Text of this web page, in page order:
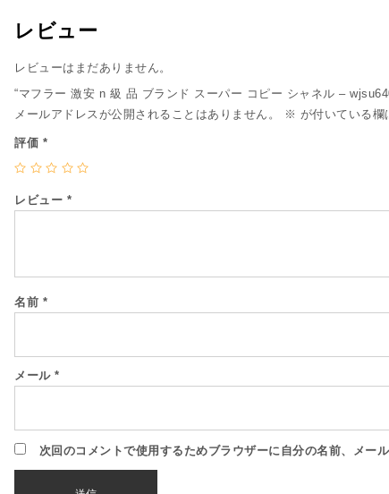
レビュー
レビューはまだありません。
“マフラー 激安 n 級 品 ブランド スーパー コピー シャネル –
メールアドレスが公開されることはありません。
※ が付いている欄
評価 *
レビュー *
名前 *
メール *
次回のコメントで使用するためブラウザーに自分の名前、メー